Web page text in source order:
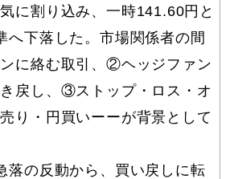
に割り込み、一時141.60円と
へ下落した。市場関係者の間
に絡む取引、②ヘッジファン
き戻し、③ストップ・ロス・オ
り・円買いーーが背景として
の反動から、買い戻しに転